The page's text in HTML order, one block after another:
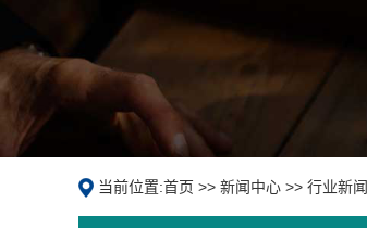
当前位置:首页 >> 新闻中心 >> 行业新闻